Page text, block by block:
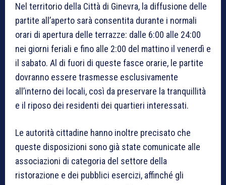
Nel territorio della Città di Ginevra, la diffusione delle
partite all’aperto sarà consentita durante i normali
orari di apertura delle terrazze: dalle 6:00 alle 24:00
nei giorni feriali e fino alle 2:00 del mattino il venerdì e
il sabato. Al di fuori di queste fasce orarie, le partite
dovranno essere trasmesse esclusivamente
all’interno dei locali, così da preservare la tranquillità
e il riposo dei residenti dei quartieri interessati.
Le autorità cittadine hanno inoltre precisato che
queste disposizioni sono già state comunicate alle
associazioni di categoria del settore della
ristorazione e dei pubblici esercizi, affinché gli